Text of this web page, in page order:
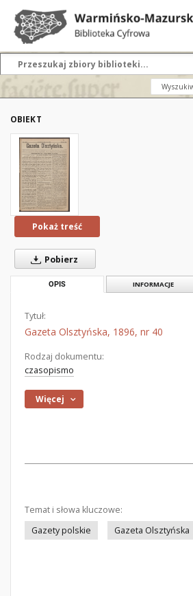
OBIEKT
Pokaż treść
Pobierz
OPIS INFORMACJE
Tytuł:
Gazeta Olsztyńska, 1896, nr 40
Rodzaj dokumentu:
czasopismo
Więcej
Temat i słowa kluczowe:
Gazety polskie
Gazeta Olsztyńska